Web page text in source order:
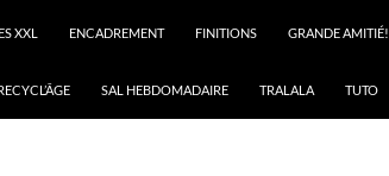
XXL ENCADREMENT FINITIONS GRANDE AMITIÉ!
SAL HEBDOMADAIRE TRALALA TUTO